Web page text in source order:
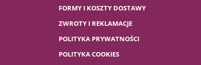
FORMY I KOSZTY DOSTAWY
ZWROTY I REKLAMACJE
POLITYKA PRYWATNOŚCI
POLITYKA COOKIES